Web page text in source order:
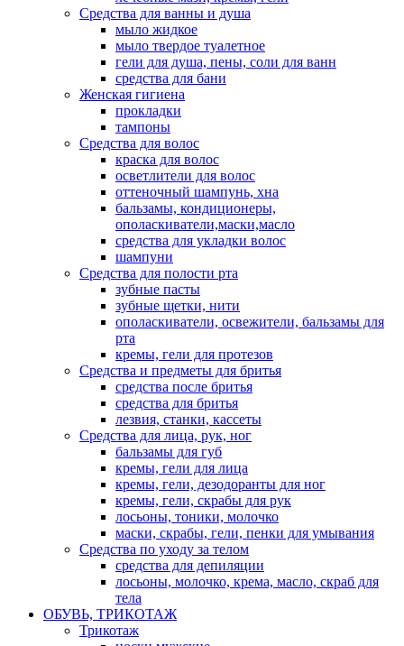
Средства для ванны и душа
мыло жидкое
мыло твердое туалетное
гели для душа, пены, соли для ванн
средства для бани
Женская гигиена
прокладки
тампоны
Средства для волос
краска для волос
осветлители для волос
оттеночный шампунь, хна
бальзамы, кондиционеры,
ополаскиватели,маски,масло
средства для укладки волос
шампуни
Средства для полости рта
зубные пасты
зубные щетки, нити
ополаскиватели, освежители, бальзамы для
рта
кремы, гели для протезов
Средства и предметы для бритья
средства после бритья
средства для бритья
лезвия, станки, кассеты
Средства для лица, рук, ног
бальзамы для губ
кремы, гели для лица
кремы, гели, дезодоранты для ног
кремы, гели, скрабы для рук
лосьоны, тоники, молочко
маски, скрабы, гели, пенки для умывания
Средства по уходу за телом
средства для депиляции
лосьоны, молочко, крема, масло, скраб для
тела
ОБУВЬ, ТРИКОТАЖ
Трикотаж